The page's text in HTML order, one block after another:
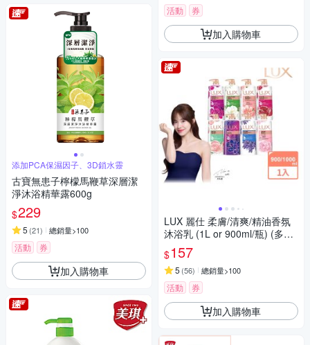
添加PCA保濕因子、3D鎖水靈
古寶無患子檸檬馬鞭草深層潔
淨沐浴精華露600g
$229
5 (21) 總銷量>100
活動 券
加入購物車
活動 券
加入購物車
LUX 麗仕 柔膚/清爽/精油香氛
沐浴乳 (1L or 900ml/瓶) (多款
選)
$157
5 (56) 總銷量>100
活動 券
加入購物車